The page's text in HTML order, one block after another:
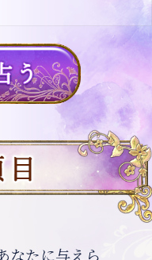
なたに与えら